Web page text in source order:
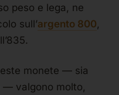
peso e lega, ne
sull’argento 800,
monete — sia
— valgono molto,